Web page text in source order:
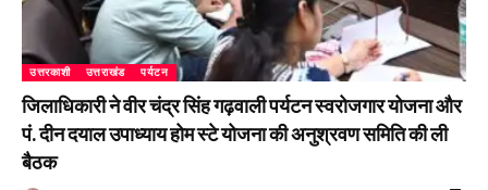
उत्तरकाशी उत्तराखंड पर्यटन
जिलाधिकारी ने वीर चंद्र सिंह गढ़वाली पर्यटन स्वरोजगार योजना और
पं. दीन दयाल उपाध्याय होम स्टे योजना की अनुश्रवण समिति की ली
बैठक